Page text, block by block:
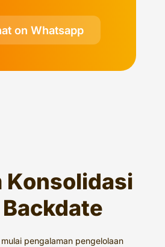
on Whatsapp
Konsolidasi
pengalaman pengelolaan